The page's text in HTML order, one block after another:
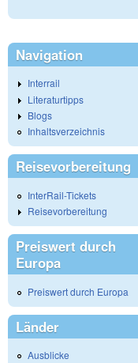
Navigation
Interrail
Literaturtipps
Blogs
Inhaltsverzeichnis
Reisevorbereitung
InterRail-Tickets
Reisevorbereitung
Preiswert durch
Europa
Preiswert durch Europa
Länder
Ausblicke